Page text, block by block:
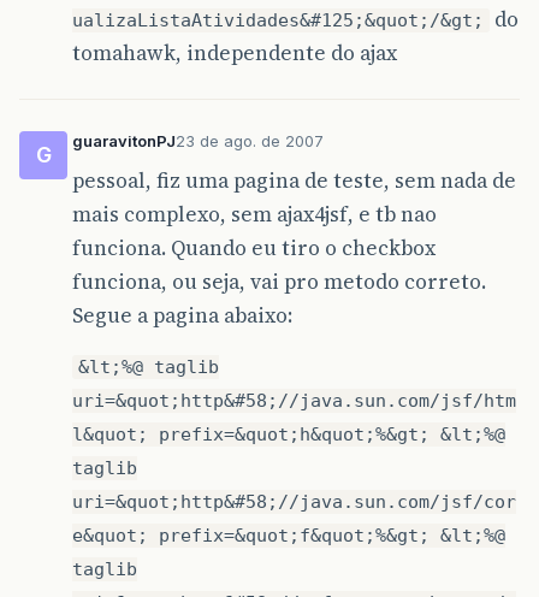
ualizaListaAtividades&#125;&quot;/&gt;
do
tomahawk, independente do ajax
G
guaravitonPJ23 de ago. de 2007
pessoal, fiz uma pagina de teste, sem nada de
mais complexo, sem ajax4jsf, e tb nao
funciona. Quando eu tiro o checkbox
funciona, ou seja, vai pro metodo correto.
Segue a pagina abaixo:
&lt;%@ taglib
uri=&quot;http&#58;//java.sun.com/jsf/htm
l&quot; prefix=&quot;h&quot;%&gt; &lt;%@
taglib
uri=&quot;http&#58;//java.sun.com/jsf/cor
e&quot; prefix=&quot;f&quot;%&gt; &lt;%@
taglib